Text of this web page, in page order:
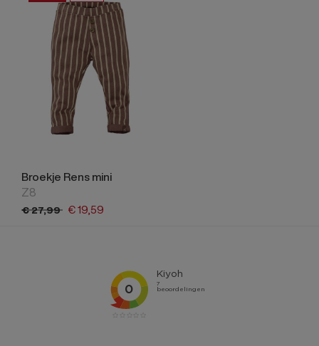
Broekje Rens mini
Z8
€27,99 €19,59